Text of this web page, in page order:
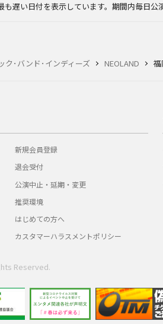
ク･バンド･インディーズ NEOLAND
遅い日付を表示しています。期間内毎日公
新規会員登録
退会受付
公演中止・延期・変更
推奨環境
はじめての方へ
カスタマーハラスメントポリシー
Reserved.